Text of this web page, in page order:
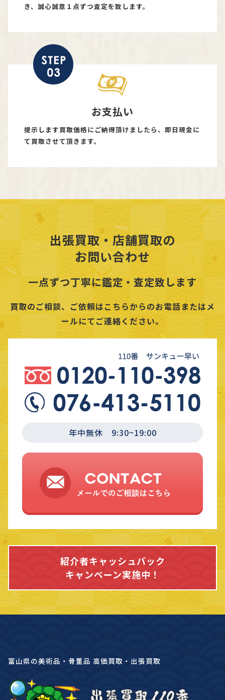
き、誠心誠意１点ずつ査定を致します。
お支払い
提示します買取価格にご納得頂けましたら、即日現金に
て買取させて頂きます。
出張買取・店舗買取の
お問い合わせ
一点ずつ丁寧に鑑定・査定致します
買取のご相談、ご依頼はこちらからのお電話またはメ
ールにてご連絡ください。
年中無休 9:30~19:00
紹介者キャッシュバック
キャンペーン実施中！
富山県の美術品・骨董品 高価買取・出張買取